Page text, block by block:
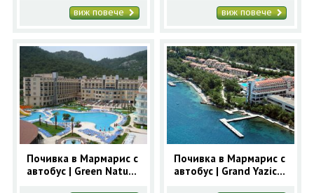
2025 Кушадасъ с
автобус - 7 нощувки
виж повече
за 7 нощувкивиж повече
Почивка в Мармарис с
автобус | Green Nature
Почивка в Мармарис с
автобус | Grand Yazici